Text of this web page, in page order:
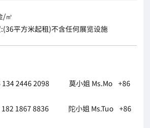
/㎡
米起租)不含任何展览设施
134 2446 2098 莫小姐 Ms.Mo +86
182 1867 8836 陀小姐 Ms.Tuo +86